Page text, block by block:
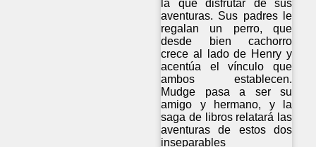
la que disfrutar de sus
aventuras. Sus padres le
regalan un perro, que
desde bien cachorro
crece al lado de Henry y
acentúa el vínculo que
ambos establecen.
Mudge pasa a ser su
amigo y hermano, y la
saga de libros relatará las
aventuras de estos dos
inseparables